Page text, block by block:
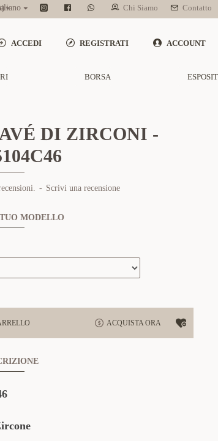
Chi Siamo Contatto
ACCEDI REGISTRATI ACCOUNT
BORSA
DI ZIRCONI -
- Scrivi una recensione
MODELLO
ACQUISTA ORA